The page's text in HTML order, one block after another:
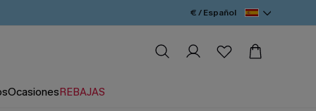
€ / Español
OcasionesREBAJAS